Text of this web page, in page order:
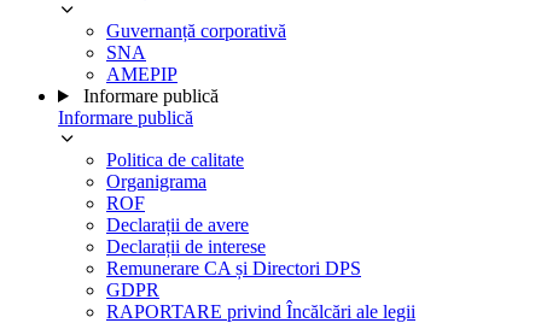
Guvernanță corporativă
SNA
AMEPIP
Informare publică
Informare publică
Politica de calitate
Organigrama
ROF
Declarații de avere
Declarații de interese
Remunerare CA și Directori DPS
GDPR
RAPORTARE privind Încălcări ale legii